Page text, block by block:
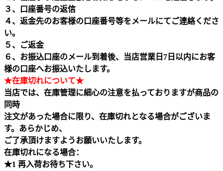
３、口座番号の返信
４、返金先のお客様の口座番号等をメールにてご連絡くださ
い。
５、ご返金
６、お振込口座のメール到着後、当店営業日7日以内にお客
様の口座へお振込いたします。
★在庫切れについて★
当店では、在庫管理に細心の注意を払っておりますが商品の
同時
注文があった場合に限り、在庫切れとなる場合がございま
す。あらかじめ、
ご了承頂けますようお願いいたします。
在庫切れになる場合：
★1 再入荷お待ち下さい。